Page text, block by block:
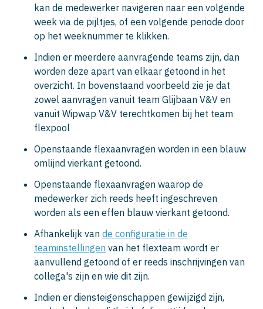
kan de medewerker navigeren naar een volgende
week via de pijltjes, of een volgende periode door
op het weeknummer te klikken.
Indien er meerdere aanvragende teams zijn, dan
worden deze apart van elkaar getoond in het
overzicht. In bovenstaand voorbeeld zie je dat
zowel aanvragen vanuit team Glijbaan V&V en
vanuit Wipwap V&V terechtkomen bij het team
flexpool
Openstaande flexaanvragen worden in een blauw
omlijnd vierkant getoond.
Openstaande flexaanvragen waarop de
medewerker zich reeds heeft ingeschreven
worden als een effen blauw vierkant getoond.
Afhankelijk van de configuratie in de
teaminstellingen van het flexteam wordt er
aanvullend getoond of er reeds inschrijvingen van
collega's zijn en wie dit zijn.
Indien er diensteigenschappen gewijzigd zijn,